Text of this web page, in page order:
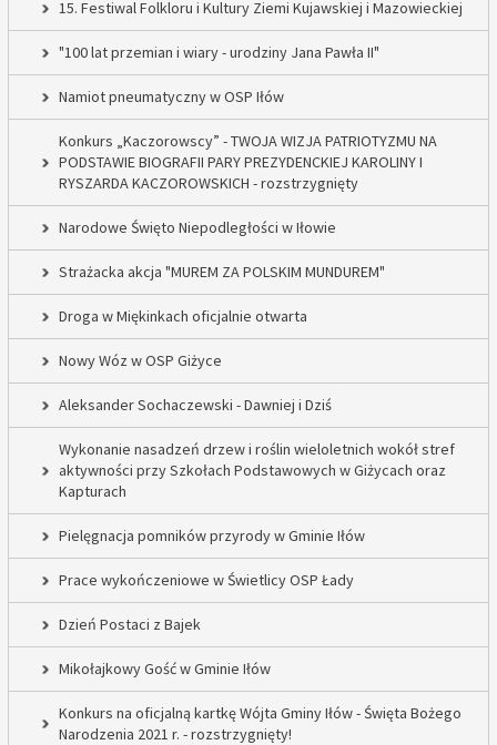
15. Festiwal Folkloru i Kultury Ziemi Kujawskiej i Mazowieckiej
"100 lat przemian i wiary - urodziny Jana Pawła II"
Namiot pneumatyczny w OSP Iłów
Konkurs „Kaczorowscy” - TWOJA WIZJA PATRIOTYZMU NA
PODSTAWIE BIOGRAFII PARY PREZYDENCKIEJ KAROLINY I
RYSZARDA KACZOROWSKICH - rozstrzygnięty
Narodowe Święto Niepodległości w Iłowie
Strażacka akcja "MUREM ZA POLSKIM MUNDUREM"
Droga w Miękinkach oficjalnie otwarta
Nowy Wóz w OSP Giżyce
Aleksander Sochaczewski - Dawniej i Dziś
Wykonanie nasadzeń drzew i roślin wieloletnich wokół stref
aktywności przy Szkołach Podstawowych w Giżycach oraz
Kapturach
Pielęgnacja pomników przyrody w Gminie Iłów
Prace wykończeniowe w Świetlicy OSP Łady
Dzień Postaci z Bajek
Mikołajkowy Gość w Gminie Iłów
Konkurs na oficjalną kartkę Wójta Gminy Iłów - Święta Bożego
Narodzenia 2021 r. - rozstrzygnięty!